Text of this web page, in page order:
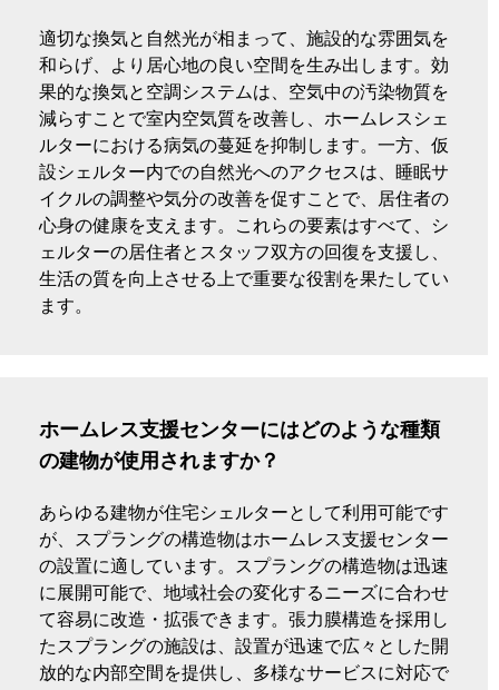
適切な換気と自然光が相まって、施設的な雰囲気を
和らげ、より居心地の良い空間を生み出します。効
果的な換気と空調システムは、空気中の汚染物質を
減らすことで室内空気質を改善し、ホームレスシェ
ルターにおける病気の蔓延を抑制します。一方、仮
設シェルター内での自然光へのアクセスは、睡眠サ
イクルの調整や気分の改善を促すことで、居住者の
心身の健康を支えます。これらの要素はすべて、シ
ェルターの居住者とスタッフ双方の回復を支援し、
生活の質を向上させる上で重要な役割を果たしてい
ます。
ホームレス支援センターにはどのような種類
の建物が使用されますか？
あらゆる建物が住宅シェルターとして利用可能です
が、スプラングの構造物はホームレス支援センター
の設置に適しています。スプラングの構造物は迅速
に展開可能で、地域社会の変化するニーズに合わせ
て容易に改造・拡張できます。張力膜構造を採用し
たスプラングの施設は、設置が迅速で広々とした開
放的な内部空間を提供し、多様なサービスに対応で